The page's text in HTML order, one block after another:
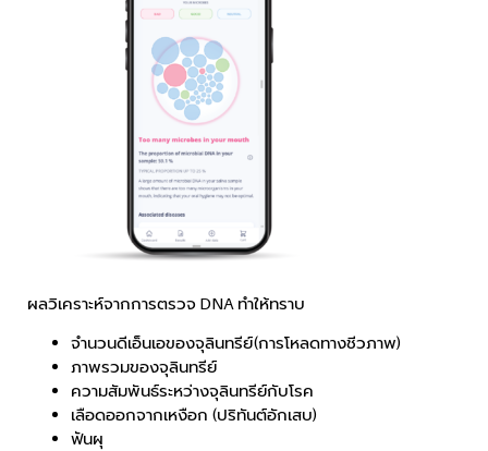
ผลวิเคราะห์จากการตรวจ DNA ทำให้ทราบ
จํานวนดีเอ็นเอของจุลินทรีย์(การโหลดทางชีวภาพ)
ภาพรวมของจุลินทรีย์
ความสัมพันธ์ระหว่างจุลินทรีย์กับโรค
เลือดออกจากเหงือก (ปริทันต์อักเสบ)
ฟันผุ